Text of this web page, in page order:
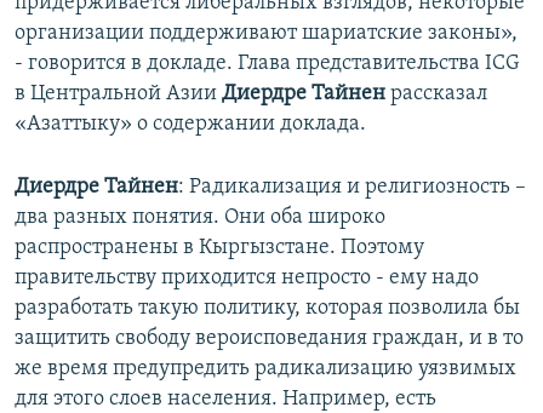
организации поддерживают шариатские законы»,
- говорится в докладе. Глава представительства ICG
в Центральной Азии Диердре Тайнен рассказал
«Азаттыку» о содержании доклада.
Диердре Тайнен: Радикализация и религиозность –
два разных понятия. Они оба широко
распространены в Кыргызстане. Поэтому
правительству приходится непросто - ему надо
разработать такую политику, которая позволила бы
защитить свободу вероисповедания граждан, и в то
же время предупредить радикализацию уязвимых
для этого слоев населения. Например, есть